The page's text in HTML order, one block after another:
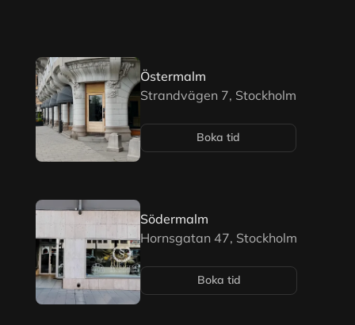
Östermalm
Strandvägen 7, Stockholm
Boka tid
Södermalm
Hornsgatan 47, Stockholm
Boka tid